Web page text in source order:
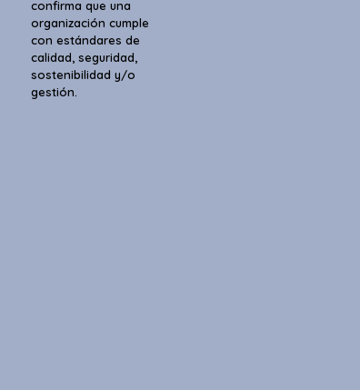
confirma que una
organización cumple
con estándares de
calidad, seguridad,
sostenibilidad y/o
gestión.